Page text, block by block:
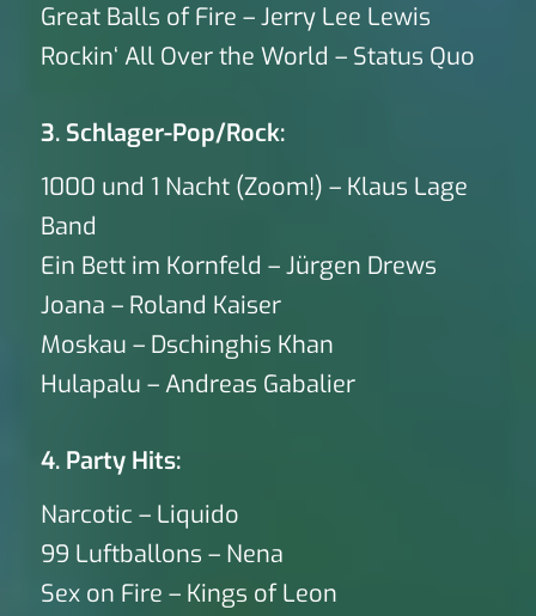
Great Balls of Fire – Jerry Lee Lewis
Rockin‘ All Over the World – Status Quo
3. Schlager-Pop/Rock:
1000 und 1 Nacht (Zoom!) – Klaus Lage
Band
Ein Bett im Kornfeld – Jürgen Drews
Joana – Roland Kaiser
Moskau – Dschinghis Khan
Hulapalu – Andreas Gabalier
4. Party Hits:
Narcotic – Liquido
99 Luftballons – Nena
Sex on Fire – Kings of Leon